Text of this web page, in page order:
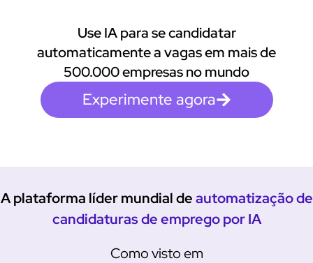
Use IA para se candidatar
automaticamente a vagas em mais de
500.000 empresas no mundo
Experimente agora
A plataforma líder mundial deautomatização de
candidaturas de emprego por IA
Como visto em